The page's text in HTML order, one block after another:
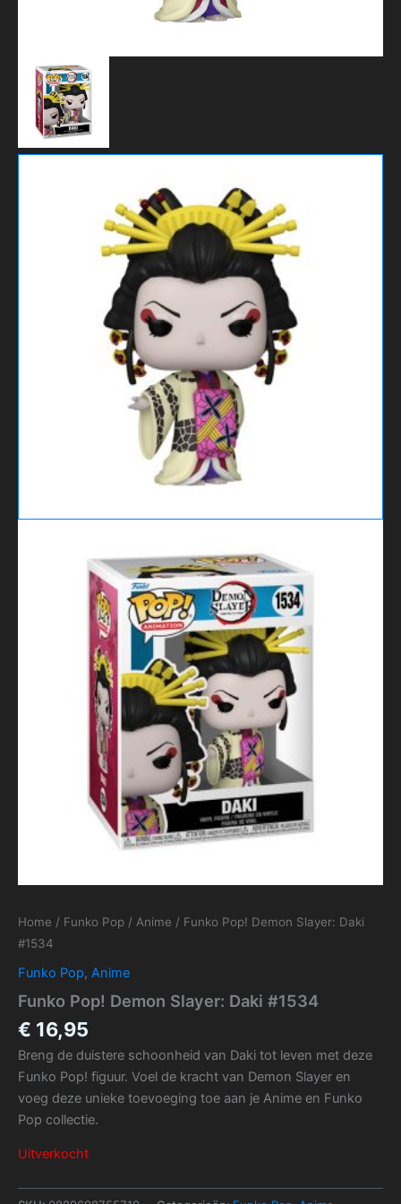
Home / Funko Pop / Anime / Funko Pop! Demon Slayer: Daki
#1534
Funko Pop, Anime
Funko Pop! Demon Slayer: Daki #1534
€ 16,95
Breng de duistere schoonheid van Daki tot leven met deze
Funko Pop! figuur. Voel de kracht van Demon Slayer en
voeg deze unieke toevoeging toe aan je Anime en Funko
Pop collectie.
Uitverkocht